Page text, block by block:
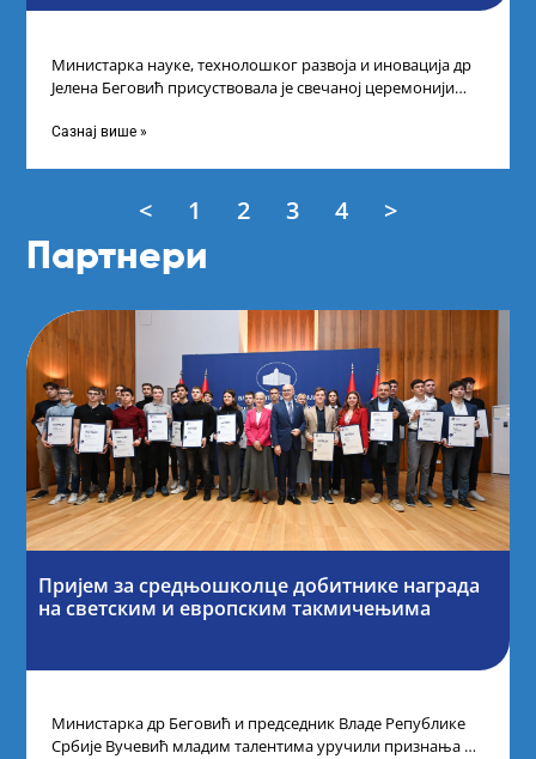
Министарка науке, технолошког развоја и иновација др
Јелена Беговић присуствовала је свечаној церемонији
„Доситеја” Фонда
Сазнај више »
< 1 2 3 4 >
Партнери
Пријем за средњошколце добитнике награда
на светским и европским такмичењима
Министарка др Беговић и председник Владе Републике
Србије Вучевић младим талентима уручили признања У